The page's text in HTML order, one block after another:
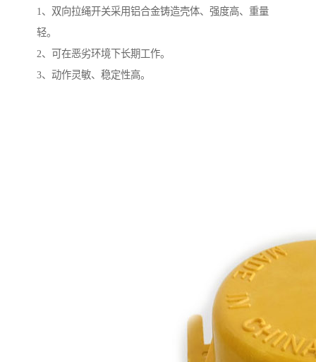
1、双向拉绳开关采用铝合金铸造壳体、强度高、重量
轻。
2、可在恶劣环境下长期工作。
3、动作灵敏、稳定性高。